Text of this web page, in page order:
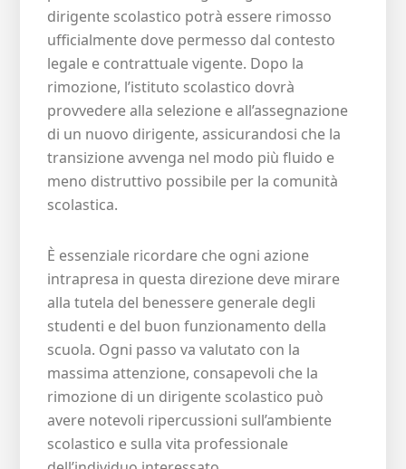
dirigente scolastico potrà essere rimosso
ufficialmente dove permesso dal contesto
legale e contrattuale vigente. Dopo la
rimozione, l’istituto scolastico dovrà
provvedere alla selezione e all’assegnazione
di un nuovo dirigente, assicurandosi che la
transizione avvenga nel modo più fluido e
meno distruttivo possibile per la comunità
scolastica.
È essenziale ricordare che ogni azione
intrapresa in questa direzione deve mirare
alla tutela del benessere generale degli
studenti e del buon funzionamento della
scuola. Ogni passo va valutato con la
massima attenzione, consapevoli che la
rimozione di un dirigente scolastico può
avere notevoli ripercussioni sull’ambiente
scolastico e sulla vita professionale